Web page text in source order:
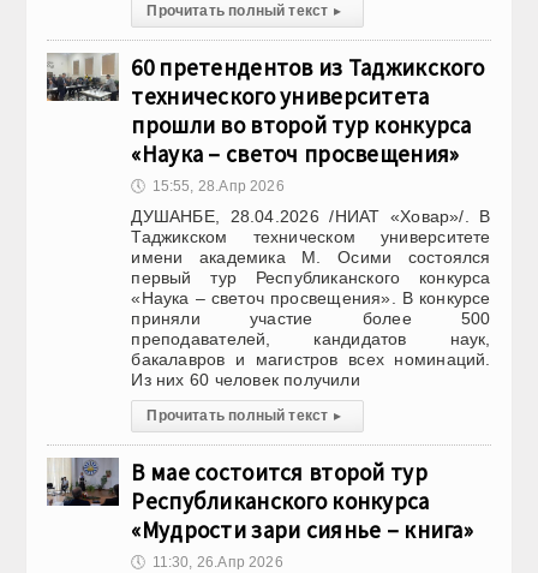
Прочитать полный текст ▸
60 претендентов из Таджикского
технического университета
прошли во второй тур конкурса
«Наука – светоч просвещения»
🕔 15:55, 28.Апр 2026
ДУШАНБЕ, 28.04.2026 /НИАТ «Ховар»/. В
Таджикском техническом университете
имени академика М. Осими состоялся
первый тур Республиканского конкурса
«Наука – светоч просвещения». В конкурсе
приняли участие более 500
преподавателей, кандидатов наук,
бакалавров и магистров всех номинаций.
Из них 60 человек получили
Прочитать полный текст ▸
В мае состоится второй тур
Республиканского конкурса
«Мудрости зари сиянье – книга»
🕔 11:30, 26.Апр 2026